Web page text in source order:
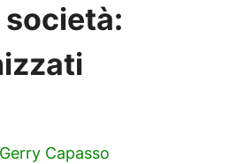
società:
Gerry Capasso